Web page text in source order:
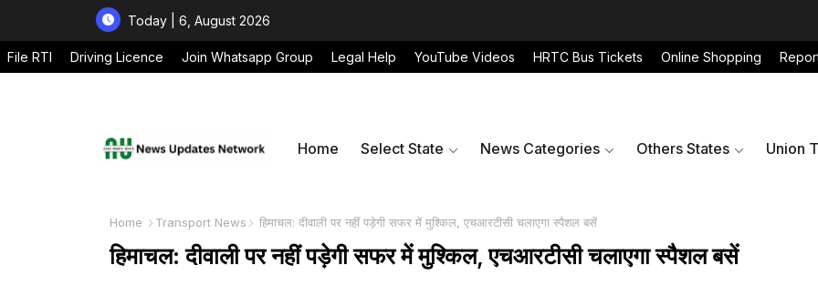
Today | 6, August 2026
File RTI Driving Licence Join Whatsapp Group Legal Help YouTube Videos HRTC Bus Tickets Online Shopping
Home Select State News Categories Others States Union
Home Transport News हिमाचल: दीवाली पर नहीं पड़ेगी सफर में मुश्किल, एचआरटीसी चलाएगा स्पैशल बसें
हिमाचल: दीवाली पर नहीं पड़ेगी सफर में मुश्किल, एचआरटीसी चलाएगा स्पैशल बसें